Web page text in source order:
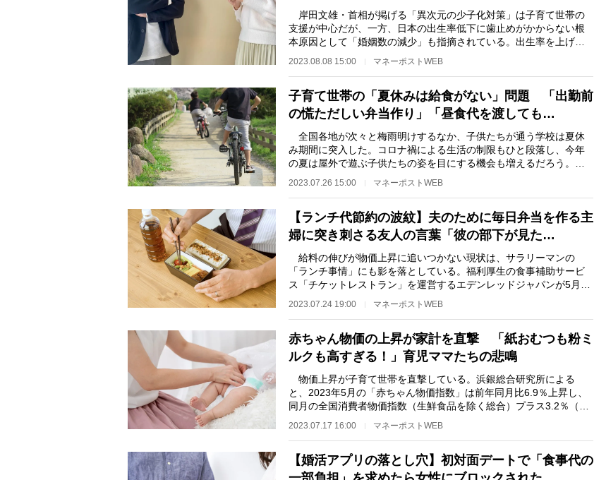
岸田文雄・首相が掲げる「異次元の少子化対策」は子育て世帯の
支援が中心だが、一方、日本の出生率低下に歯止めがかからない根
本原因として「婚姻数の減少」も指摘されている。出生率を上げる
2023.08.08 15:00 マネーポストWEB
子育て世帯の「夏休みは給食がない」問題 「出勤前
の慌ただしい弁当作り」「昼食代を渡しても…
全国各地が次々と梅雨明けするなか、子供たちが通う学校は夏休
み期間に突入した。コロナ禍による生活の制限もひと段落し、今年
の夏は屋外で遊ぶ子供たちの姿を目にする機会も増えるだろう。一
2023.07.26 15:00 マネーポストWEB
【ランチ代節約の波紋】夫のために毎日弁当を作る主
婦に突き刺さる友人の言葉「彼の部下が見た…
給料の伸びが物価上昇に追いつかない現状は、サラリーマンの
「ランチ事情」にも影を落としている。福利厚生の食事補助サービ
ス「チケットレストラン」を運営するエデンレッドジャパンが5月に
2023.07.24 19:00 マネーポストWEB
赤ちゃん物価の上昇が家計を直撃 「紙おむつも粉ミ
ルクも高すぎる！」育児ママたちの悲鳴
物価上昇が子育て世帯を直撃している。浜銀総合研究所による
と、2023年5月の「赤ちゃん物価指数」は前年同月比6.9％上昇し、
同月の全国消費者物価指数（生鮮食品を除く総合）プラス3.2％（前
2023.07.17 16:00 マネーポストWEB
【婚活アプリの落とし穴】初対面デートで「食事代の